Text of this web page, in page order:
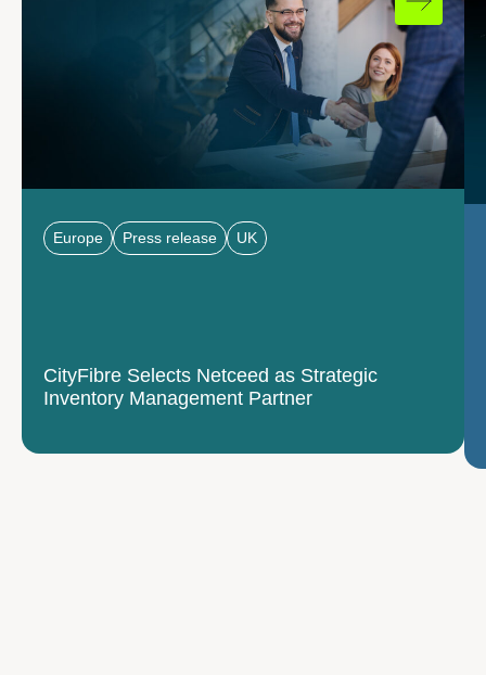
Europe Press release UK
CityFibre Selects Netceed as Strategic
Inventory Management Partner